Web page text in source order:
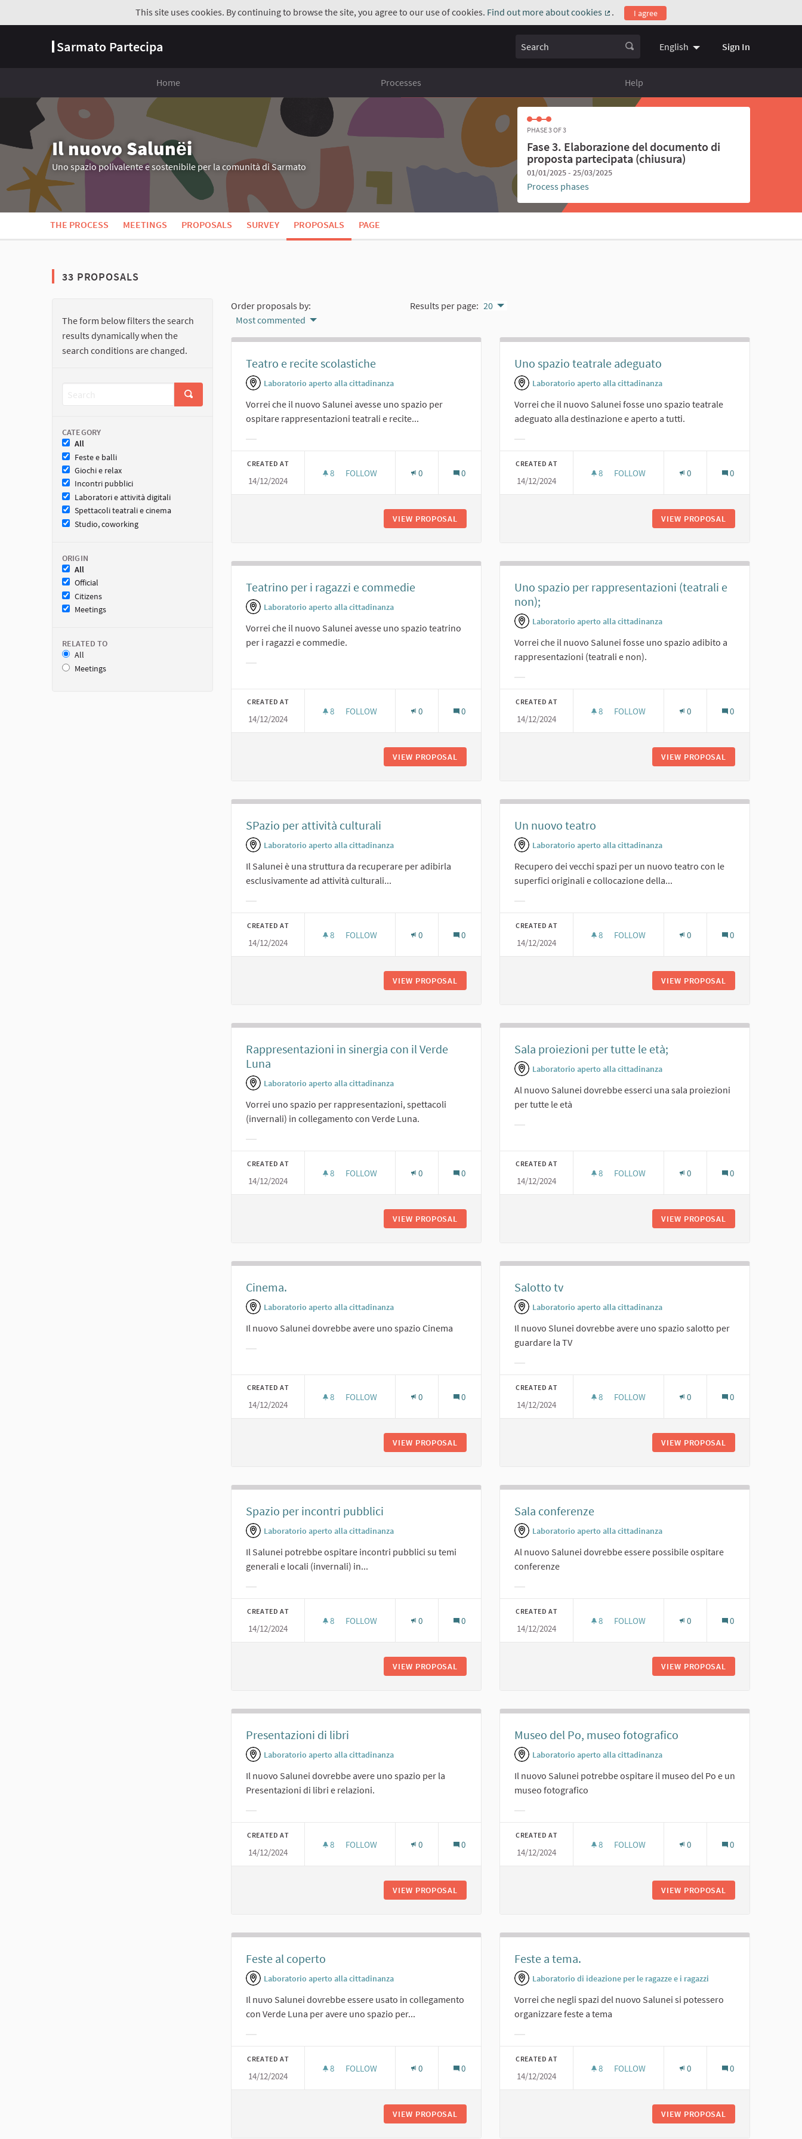
This site uses cookies. By continuing to browse the site, you agree to our use of cookies. Find out more about cookies
(External link)
. I agree
Sarmato Partecipa Search English Choose language
Sign In
Home Processes Help
Il nuovo Salunёi
Uno spazio polivalente e sostenibile per la comunità di Sarmato
PHASE 3 OF 3
Fase 3. Elaborazione del documento di
proposta partecipata (chiusura)
01/01/2025 - 25/03/2025
Process phases
THE PROCESS MEETINGS PROPOSALS SURVEY PROPOSALS PAGE
33 PROPOSALS
The form below filters the search
results dynamically when the
search conditions are changed.
CATEGORY
All
Feste e balli
Giochi e relax
Incontri pubblici
Laboratori e attività digitali
Spettacoli teatrali e cinema
Studio, coworking
ORIGIN
All
Official
Citizens
Meetings
RELATED TO
All
Meetings
Order proposals by:
Most commented
Results per page: 20
Teatro e recite scolastiche
Laboratorio aperto alla cittadinanza
Vorrei che il nuovo Salunei avesse uno spazio per
ospitare rappresentazioni teatrali e recite...
CREATED AT
14/12/2024
8 8 FOLLOWERS
FOLLOW 0 0
VIEW PROPOSAL
Uno spazio teatrale adeguato
Laboratorio aperto alla cittadinanza
Vorrei che il nuovo Salunei fosse uno spazio teatrale
adeguato alla destinazione e aperto a tutti.
CREATED AT
14/12/2024
8 8 FOLLOWERS
FOLLOW 0 0
VIEW PROPOSAL
Teatrino per i ragazzi e commedie
Laboratorio aperto alla cittadinanza
Vorrei che il nuovo Salunei avesse uno spazio teatrino
per i ragazzi e commedie.
CREATED AT
14/12/2024
8 8 FOLLOWERS
FOLLOW 0 0
VIEW PROPOSAL
Uno spazio per rappresentazioni (teatrali e
non);
Laboratorio aperto alla cittadinanza
Vorrei che il nuovo Salunei fosse uno spazio adibito a
rappresentazioni (teatrali e non).
CREATED AT
14/12/2024
8 8 FOLLOWERS
FOLLOW 0 0
VIEW PROPOSAL
SPazio per attività culturali
Laboratorio aperto alla cittadinanza
Il Salunei è una struttura da recuperare per adibirla
esclusivamente ad attività culturali...
CREATED AT
14/12/2024
8 8 FOLLOWERS
FOLLOW 0 0
VIEW PROPOSAL
Un nuovo teatro
Laboratorio aperto alla cittadinanza
Recupero dei vecchi spazi per un nuovo teatro con le
superfici originali e collocazione della...
CREATED AT
14/12/2024
8 8 FOLLOWERS
FOLLOW 0 0
VIEW PROPOSAL
Rappresentazioni in sinergia con il Verde
Luna
Laboratorio aperto alla cittadinanza
Vorrei uno spazio per rappresentazioni, spettacoli
(invernali) in collegamento con Verde Luna.
CREATED AT
14/12/2024
8 8 FOLLOWERS
FOLLOW
RAPPRESENTAZIONI IN SINERGIA CON IL VERDE LUNA
0 0
VIEW PROPOSAL RAPPRESENTAZIONI IN SINERGIA CON IL VERDE LUNA
Sala proiezioni per tutte le età;
Laboratorio aperto alla cittadinanza
Al nuovo Salunei dovrebbe esserci una sala proiezioni
per tutte le età
CREATED AT
14/12/2024
8 8 FOLLOWERS
FOLLOW 0 0
VIEW PROPOSAL
Cinema.
Laboratorio aperto alla cittadinanza
Il nuovo Salunei dovrebbe avere uno spazio Cinema
CREATED AT
14/12/2024
8 8 FOLLOWERS
FOLLOW 0 0
VIEW PROPOSAL
Salotto tv
Laboratorio aperto alla cittadinanza
Il nuovo Slunei dovrebbe avere uno spazio salotto per
guardare la TV
CREATED AT
14/12/2024
8 8 FOLLOWERS
FOLLOW 0 0
VIEW PROPOSAL
Spazio per incontri pubblici
Laboratorio aperto alla cittadinanza
Il Salunei potrebbe ospitare incontri pubblici su temi
generali e locali (invernali) in...
CREATED AT
14/12/2024
8 8 FOLLOWERS
FOLLOW 0 0
VIEW PROPOSAL
Sala conferenze
Laboratorio aperto alla cittadinanza
Al nuovo Salunei dovrebbe essere possibile ospitare
conferenze
CREATED AT
14/12/2024
8 8 FOLLOWERS
FOLLOW 0 0
VIEW PROPOSAL
Presentazioni di libri
Laboratorio aperto alla cittadinanza
Il nuovo Salunei dovrebbe avere uno spazio per la
Presentazioni di libri e relazioni.
CREATED AT
14/12/2024
8 8 FOLLOWERS
FOLLOW 0 0
VIEW PROPOSAL
Museo del Po, museo fotografico
Laboratorio aperto alla cittadinanza
Il nuovo Salunei potrebbe ospitare il museo del Po e un
museo fotografico
CREATED AT
14/12/2024
8 8 FOLLOWERS
FOLLOW 0 0
VIEW PROPOSAL
Feste al coperto
Laboratorio aperto alla cittadinanza
Il nuvo Salunei dovrebbe essere usato in collegamento
con Verde Luna per avere uno spazio per...
CREATED AT
14/12/2024
8 8 FOLLOWERS
FOLLOW 0 0
VIEW PROPOSAL
Feste a tema.
Laboratorio di ideazione per le ragazze e i ragazzi
Vorrei che negli spazi del nuovo Salunei si potessero
organizzare feste a tema
CREATED AT
14/12/2024
8 8 FOLLOWERS
FOLLOW 0 0
VIEW PROPOSAL